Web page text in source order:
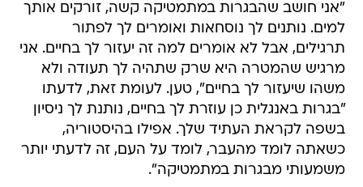
"אני חושב שהבגרות במתמטיקה קשה, זורקים אותך
למים. נותנים לך נוסחאות ואומרים לך לפתור
תרגילים, אבל לא אומרים למה זה יעזור לך בחיים. אני
מרגיש שהמטרה היא שרק שתהיה לך תעודה ולא
משהו שיעזור לך בחיים", טען. לעומת זאת, לדעתו
"בגרות באנגלית כן עוזרת לך בחיים, נותנת לך ניסיון
בשפה לקראת העתיד שלך. אפילו בהיסטוריה,
כשאתה לומד מהעבר, לומד על העם, זה לדעתי יותר
משמעותי מבגרות במתמטיקה".